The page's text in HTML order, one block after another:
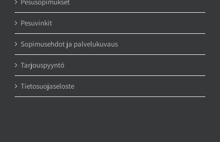
Pesuvinkit
Sopimusehdot ja palvelukuvaus
Tarjouspyyntö
Tietosuojaseloste